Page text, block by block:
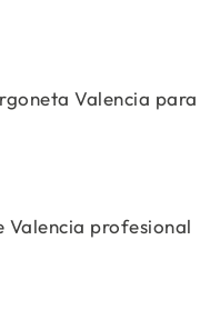
Valencia para
Valencia profesional